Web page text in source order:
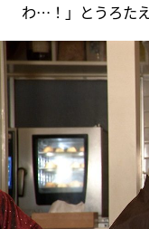
わ…！」とうろた